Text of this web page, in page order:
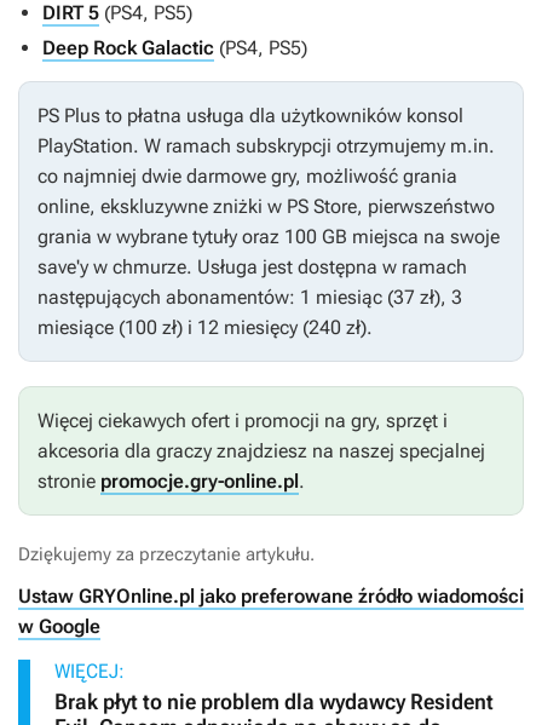
DIRT 5 (PS4, PS5)
Deep Rock Galactic (PS4, PS5)
PS Plus to płatna usługa dla użytkowników konsol
PlayStation. W ramach subskrypcji otrzymujemy m.in.
co najmniej dwie darmowe gry, możliwość grania
online, ekskluzywne zniżki w PS Store, pierwszeństwo
grania w wybrane tytuły oraz 100 GB miejsca na swoje
save'y w chmurze. Usługa jest dostępna w ramach
następujących abonamentów: 1 miesiąc (37 zł), 3
miesiące (100 zł) i 12 miesięcy (240 zł).
Więcej ciekawych ofert i promocji na gry, sprzęt i
akcesoria dla graczy znajdziesz na naszej specjalnej
stronie promocje.gry-online.pl.
Dziękujemy za przeczytanie artykułu.
Ustaw GRYOnline.pl jako preferowane źródło wiadomości
w Google
WIĘCEJ:
Brak płyt to nie problem dla wydawcy Resident